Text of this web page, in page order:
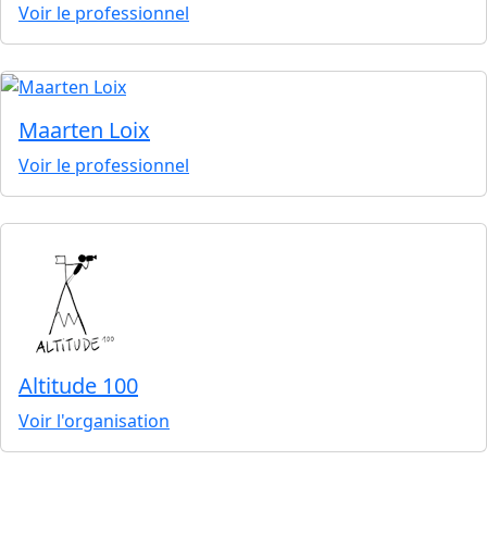
Voir le professionnel
Maarten Loix
Voir le professionnel
Altitude 100
Voir l'organisation